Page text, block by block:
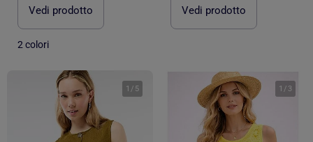
Vedi prodotto
2 colori
Vedi prodotto
1 / 5 1 / 3